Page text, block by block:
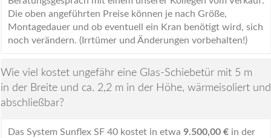
Die oben angeführten Preise können je nach Größe,
Montagedauer und ob eventuell ein Kran benötigt wird, sich
noch verändern. (Irrtümer und Änderungen vorbehalten!)
Wie viel kostet ungefähr eine Glas-Schiebetür mit 5 m
in der Breite und ca. 2,2 m in der Höhe, wärmeisoliert und
abschließbar?
Das System Sunflex SF 40 kostet in etwa 9.500,00 € in der